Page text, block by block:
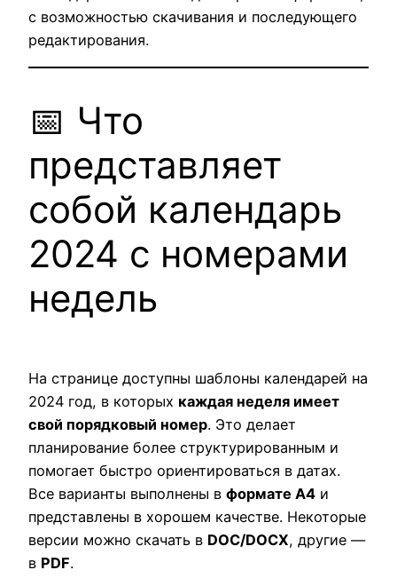
с возможностью скачивания и последующего
редактирования.
📅 Что
представляет
собой календарь
2024 с номерами
недель
На странице доступны шаблоны календарей на
2024 год, в которых каждая неделя имеет
свой порядковый номер. Это делает
планирование более структурированным и
помогает быстро ориентироваться в датах.
Все варианты выполнены в формате A4 и
представлены в хорошем качестве. Некоторые
версии можно скачать в DOC/DOCX, другие —
в PDF.